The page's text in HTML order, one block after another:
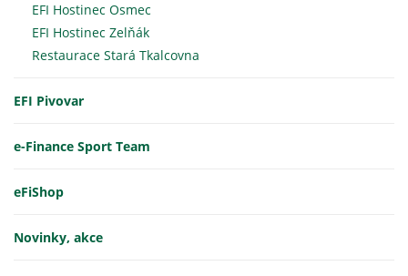
EFI Hostinec Osmec
EFI Hostinec Zelňák
Restaurace Stará Tkalcovna
EFI Pivovar
e-Finance Sport Team
eFiShop
Novinky, akce